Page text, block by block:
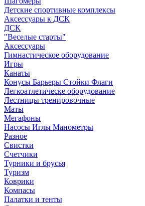
Детские спортивные комплексы
Аксессуары к ДСК
ДСК
"Веселые старты"
Аксессуары
Гимнастическое оборудование
Игры
Канаты
Конусы Барьеры Стойки Флаги
Легкоатлетическе оборудование
Лестницы тренировочные
Маты
Мегафоны
Насосы Иглы Манометры
Разное
Свистки
Счетчики
Турники и брусья
Туризм
Коврики
Компасы
Палатки и тенты